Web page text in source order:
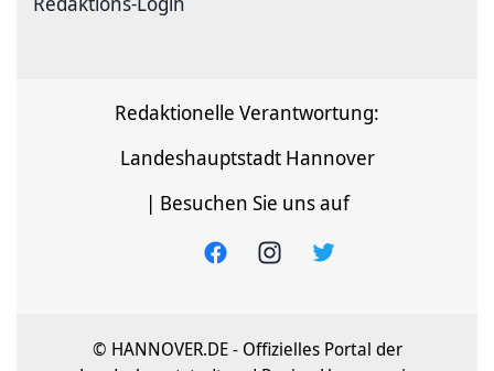
Redaktionelle Verantwortung:
Landeshauptstadt Hannover
| Besuchen Sie uns auf
© HANNOVER.DE - Offizielles Portal der